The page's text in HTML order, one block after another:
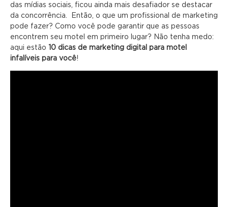
das mídias sociais, ficou ainda mais desafiador se destacar
da concorrência.
Então, o que um profissional de marketing
pode fazer? Como você pode garantir que as pessoas
encontrem seu motel em primeiro lugar? Não tenha medo:
aqui estão 10 dicas de marketing digital para motel
infalíveis para você!